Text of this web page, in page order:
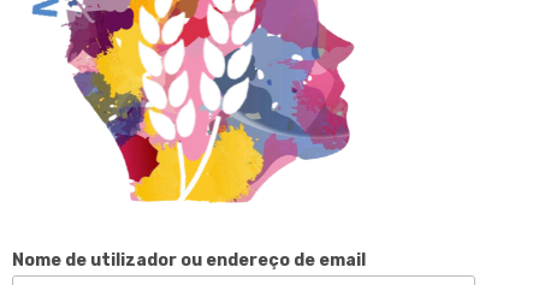
Nome de utilizador ou endereço de email